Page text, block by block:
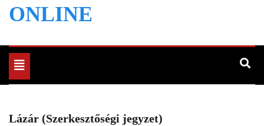
ONLINE
Toggle
navigation
Lázár (Szerkesztőségi jegyzet)